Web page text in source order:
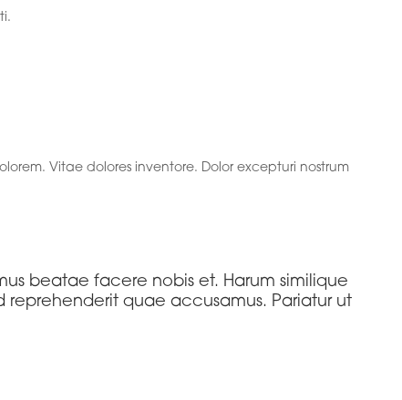
Vitae dolores inventore. Dolor excepturi nostrum
beatae facere nobis et. Harum similique
quae accusamus. Pariatur ut